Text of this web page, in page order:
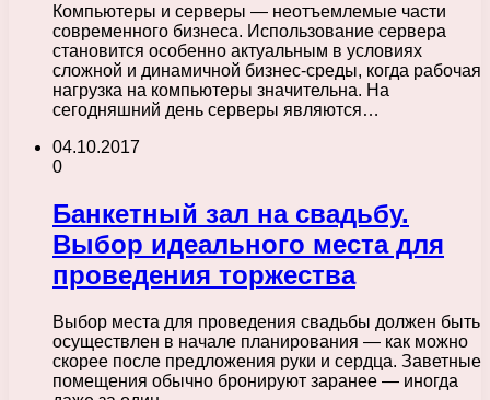
Компьютеры и серверы — неотъемлемые части
современного бизнеса. Использование сервера
становится особенно актуальным в условиях
сложной и динамичной бизнес-среды, когда рабочая
нагрузка на компьютеры значительна. На
сегодняшний день серверы являются…
04.10.2017
0
Банкетный зал на свадьбу.
Выбор идеального места для
проведения торжества
Выбор места для проведения свадьбы должен быть
осуществлен в начале планирования — как можно
скорее после предложения руки и сердца. Заветные
помещения обычно бронируют заранее — иногда